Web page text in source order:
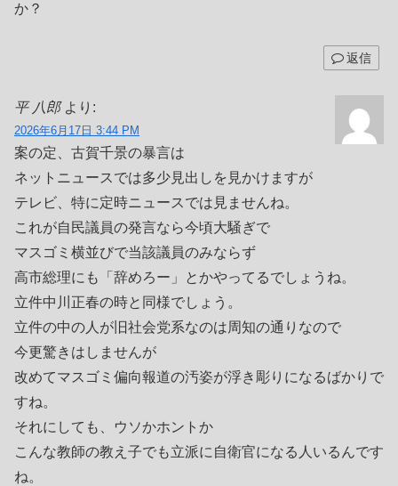
か？
返信
平 八郎 より:
2026年6月17日 3:44 PM
案の定、古賀千景の暴言は
ネットニュースでは多少見出しを見かけますが
テレビ、特に定時ニュースでは見ませんね。
これが自民議員の発言なら今頃大騒ぎで
マスゴミ横並びで当該議員のみならず
高市総理にも「辞めろー」とかやってるでしょうね。
立件中川正春の時と同様でしょう。
立件の中の人が旧社会党系なのは周知の通りなので
今更驚きはしませんが
改めてマスゴミ偏向報道の汚姿が浮き彫りになるばかりで
すね。
それにしても、ウソかホントか
こんな教師の教え子でも立派に自衛官になる人いるんです
ね。